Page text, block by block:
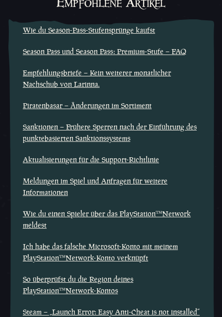
Wie du Season-Pass-Stufensprünge kaufst
Season Pass und Season Pass: Premium-Stufe – FAQ
Empfehlungsbriefe – Kein weiterer monatlicher
Nachschub von Larinna.
Piratenbasar – Änderungen im Sortiment
Sanktionen – Frühere Sperren nach der Einführung des
punktebasierten Sanktionssystems
Aktualisierungen für die Support-Richtlinie
Meldungen im Spiel und Anfragen für weitere
Informationen
Wie du einen Spieler über das PlayStation™Network
meldest
Ich habe das falsche Microsoft-Konto mit meinem
PlayStation™Network-Konto verknüpft
So überprüfst du die Region deines
PlayStation™Network-Kontos
Steam – „Launch Error: Easy Anti-Cheat is not installed“